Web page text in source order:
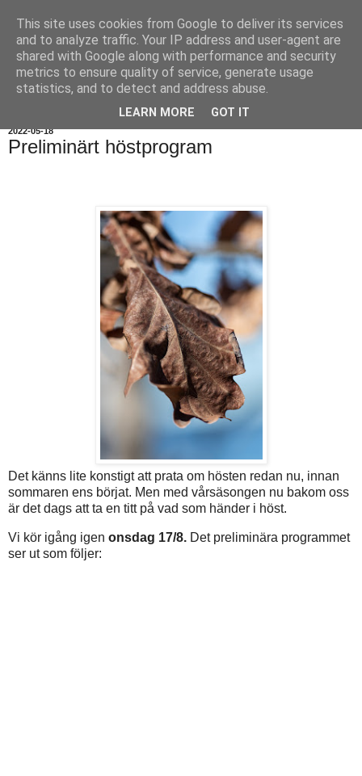
2022-05-18
Preliminärt höstprogram
Det känns lite konstigt att prata om hösten redan nu, innan
sommaren ens börjat. Men med vårsäsongen nu bakom oss
är det dags att ta en titt på vad som händer i höst.
Vi kör igång igen onsdag 17/8. Det preliminära programmet
ser ut som följer:
This site uses cookies from Google to deliver its services
and to analyze traffic. Your IP address and user-agent are
shared with Google along with performance and security
metrics to ensure quality of service, generate usage
statistics, and to detect and address abuse.
LEARN MORE GOT IT